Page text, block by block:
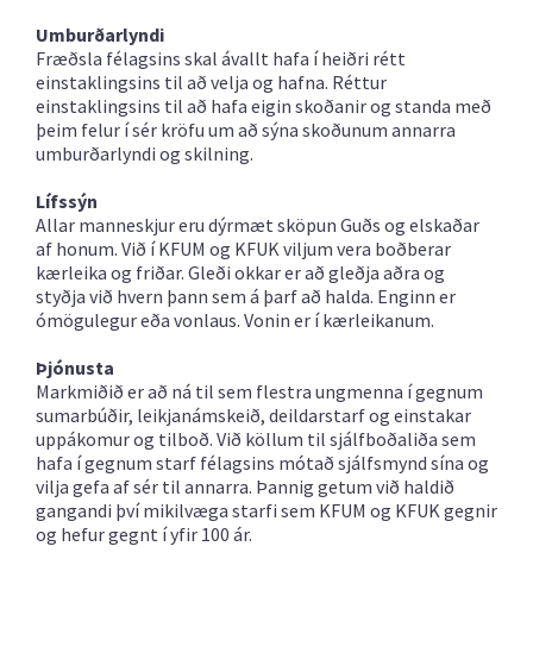
Umburðarlyndi
Fræðsla félagsins skal ávallt hafa í heiðri rétt
einstaklingsins til að velja og hafna. Réttur
einstaklingsins til að hafa eigin skoðanir og standa með
þeim felur í sér kröfu um að sýna skoðunum annarra
umburðarlyndi og skilning.
Lífssýn
Allar manneskjur eru dýrmæt sköpun Guðs og elskaðar
af honum. Við í KFUM og KFUK viljum vera boðberar
kærleika og friðar. Gleði okkar er að gleðja aðra og
styðja við hvern þann sem á þarf að halda. Enginn er
ómögulegur eða vonlaus. Vonin er í kærleikanum.
Þjónusta
Markmiðið er að ná til sem flestra ungmenna í gegnum
sumarbúðir, leikjanámskeið, deildarstarf og einstakar
uppákomur og tilboð. Við köllum til sjálfboðaliða sem
hafa í gegnum starf félagsins mótað sjálfsmynd sína og
vilja gefa af sér til annarra. Þannig getum við haldið
gangandi því mikilvæga starfi sem KFUM og KFUK gegnir
og hefur gegnt í yfir 100 ár.